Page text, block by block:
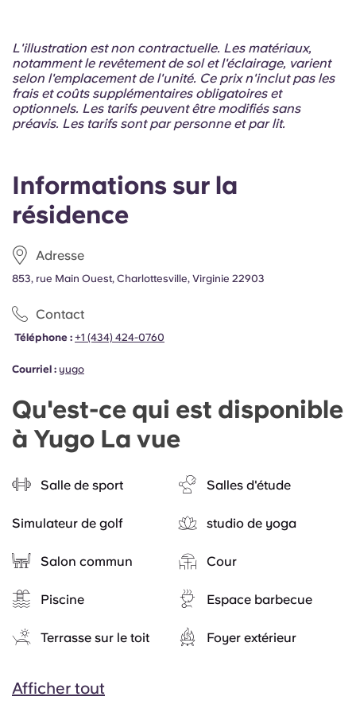
Informations sur la
résidence
Adresse
853, rue Main Ouest, Charlottesville, Virginie 22903
Contact
Téléphone : +1 (434) 424-0760
Courriel : yugo
Qu'est-ce qui est disponible
à Yugo La vue
Salle de sport Salles d'étude
Simulateur de golf studio de yoga
Salon commun Cour
Piscine Espace barbecue
Terrasse sur le toit Foyer extérieur
Afficher tout
L'illustration est non contractuelle. Les matériaux,
notamment le revêtement de sol et l'éclairage, varient
selon l'emplacement de l'unité. Ce prix n'inclut pas les
frais et coûts supplémentaires obligatoires et
optionnels. Les tarifs peuvent être modifiés sans
préavis. Les tarifs sont par personne et par lit.